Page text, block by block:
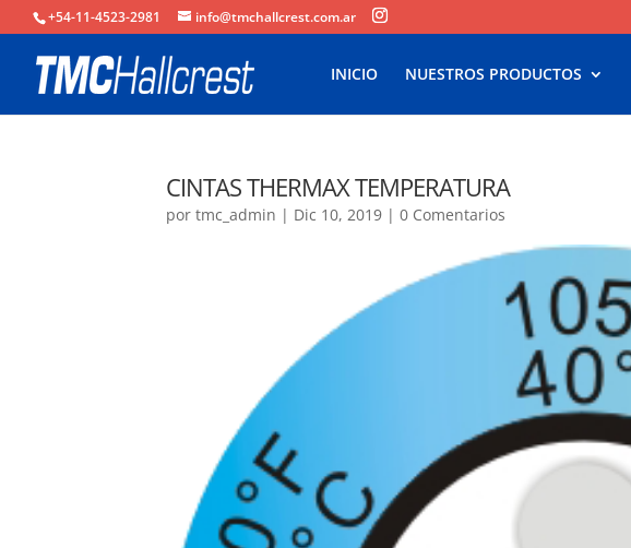
+54-11-4523-2981 info@tmchallcrest.com.ar
INICIO NUESTROS PRODUCTOS
CINTAS THERMAX TEMPERATURA
por tmc_admin | Dic 10, 2019 | 0 Comentarios